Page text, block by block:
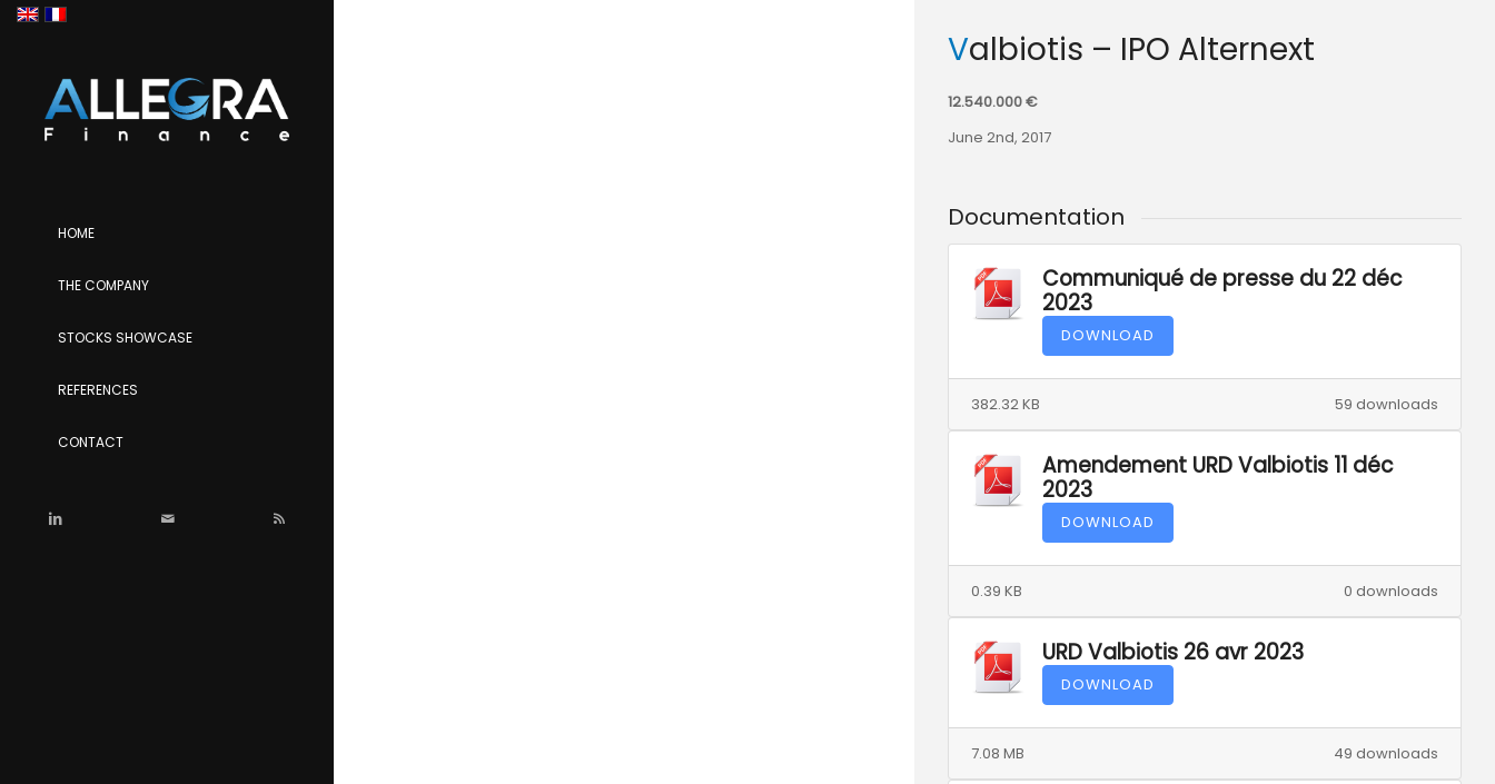
HOME
THE COMPANY
STOCKS SHOWCASE
REFERENCES
CONTACT
Valbiotis – IPO Alternext
12.540.000 €
June 2nd, 2017
Documentation
Communiqué de presse du 22 déc
2023
DOWNLOAD
59 downloads
382.32 KB
Amendement URD Valbiotis 11 déc
2023
DOWNLOAD
0 downloads
0.39 KB
URD Valbiotis 26 avr 2023
DOWNLOAD
49 downloads
7.08 MB